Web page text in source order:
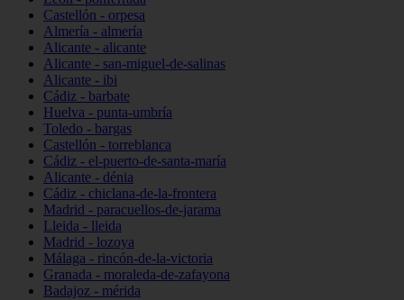
Castellón - orpesa
Almería - almería
Alicante - alicante
Alicante - san-miguel-de-salinas
Alicante - ibi
Cádiz - barbate
Huelva - punta-umbría
Toledo - bargas
Castellón - torreblanca
Cádiz - el-puerto-de-santa-maría
Alicante - dénia
Cádiz - chiclana-de-la-frontera
Madrid - paracuellos-de-jarama
Lleida - lleida
Madrid - lozoya
Málaga - rincón-de-la-victoria
Granada - moraleda-de-zafayona
Badajoz - mérida